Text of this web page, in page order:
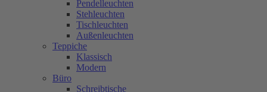
Pendelleuchten
Stehleuchten
Tischleuchten
Außenleuchten
Teppiche
Klassisch
Modern
Büro
Schreibtische